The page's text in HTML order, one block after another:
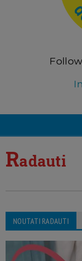
Radauti
NOUTATI RADAUTI